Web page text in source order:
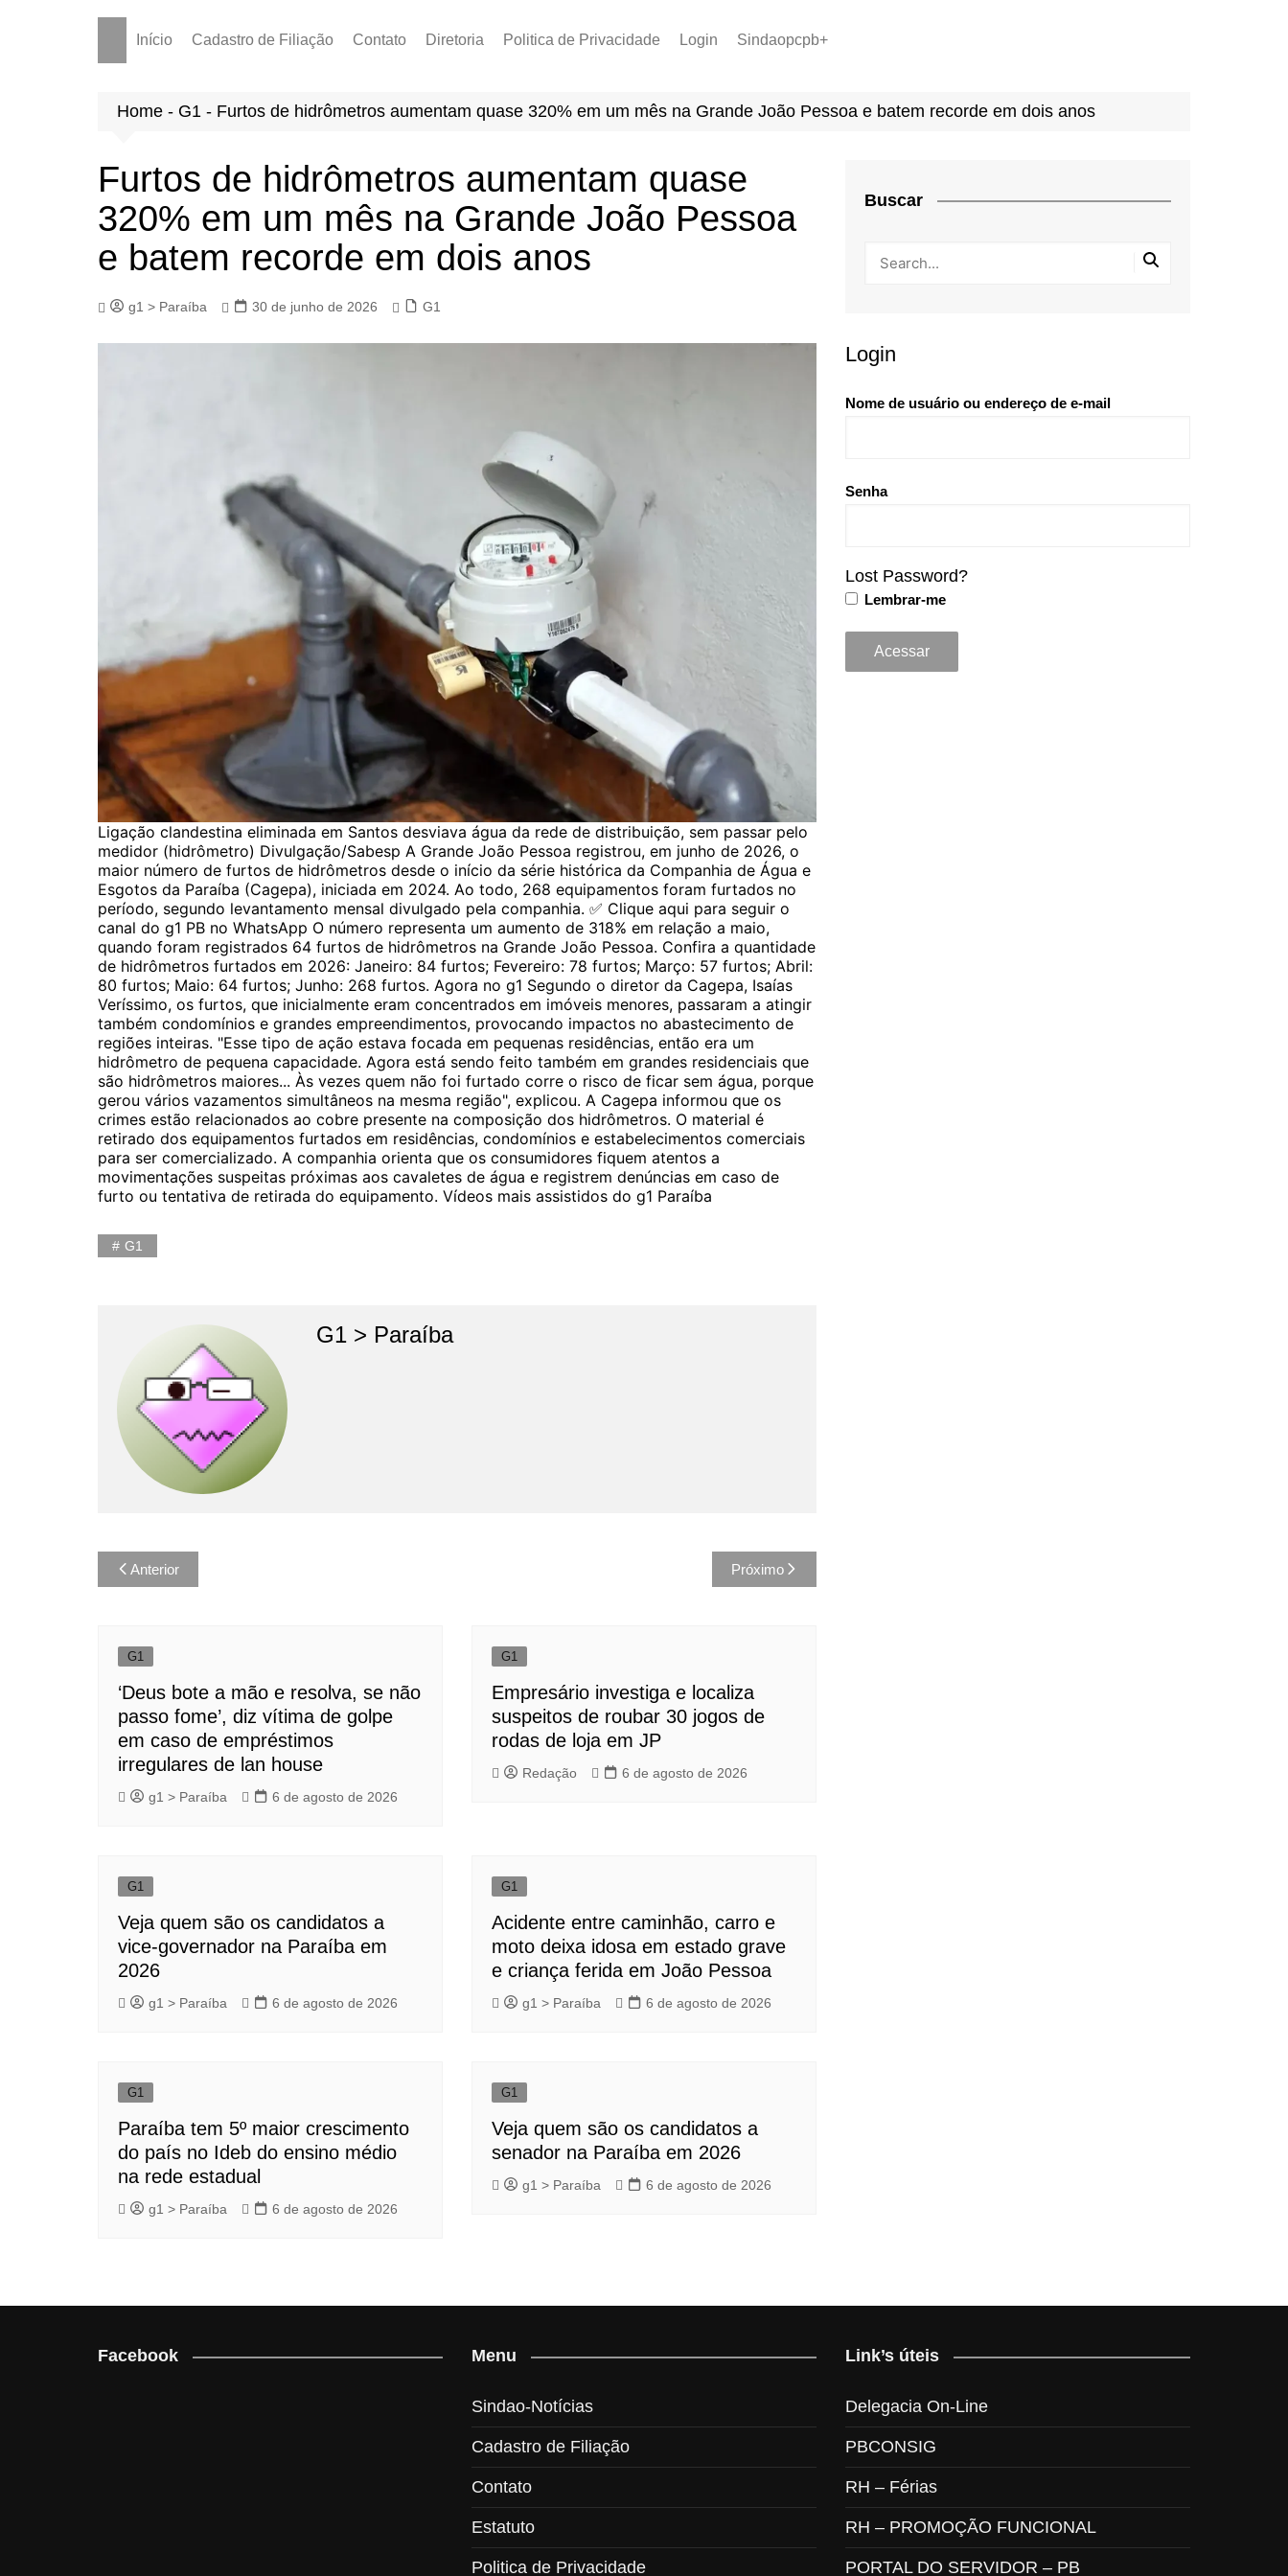
Início Cadastro de Filiação Contato Diretoria
PCCR 2022
Tabela de Venc. 2025
Politica de Privacidade Login Sindaopcpb+
Home - G1 - Furtos de hidrômetros aumentam quase 320% em um mês na Grande João Pessoa e batem recorde em dois anos
Furtos de hidrômetros aumentam quase
320% em um mês na Grande João Pessoa
e batem recorde em dois anos
g1 > Paraíba 30 de junho de 2026 G1
Ligação clandestina eliminada em Santos desviava água da rede de distribuição, sem passar pelo
medidor (hidrômetro) Divulgação/Sabesp A Grande João Pessoa registrou, em junho de 2026, o
maior número de furtos de hidrômetros desde o início da série histórica da Companhia de Água e
Esgotos da Paraíba (Cagepa), iniciada em 2024. Ao todo, 268 equipamentos foram furtados no
período, segundo levantamento mensal divulgado pela companhia. ✅ Clique aqui para seguir o
canal do g1 PB no WhatsApp O número representa um aumento de 318% em relação a maio,
quando foram registrados 64 furtos de hidrômetros na Grande João Pessoa. Confira a quantidade
de hidrômetros furtados em 2026: Janeiro: 84 furtos; Fevereiro: 78 furtos; Março: 57 furtos; Abril:
80 furtos; Maio: 64 furtos; Junho: 268 furtos. Agora no g1 Segundo o diretor da Cagepa, Isaías
Veríssimo, os furtos, que inicialmente eram concentrados em imóveis menores, passaram a atingir
também condomínios e grandes empreendimentos, provocando impactos no abastecimento de
regiões inteiras. "Esse tipo de ação estava focada em pequenas residências, então era um
hidrômetro de pequena capacidade. Agora está sendo feito também em grandes residenciais que
são hidrômetros maiores... Às vezes quem não foi furtado corre o risco de ficar sem água, porque
gerou vários vazamentos simultâneos na mesma região", explicou. A Cagepa informou que os
crimes estão relacionados ao cobre presente na composição dos hidrômetros. O material é
retirado dos equipamentos furtados em residências, condomínios e estabelecimentos comerciais
para ser comercializado. A companhia orienta que os consumidores fiquem atentos a
movimentações suspeitas próximas aos cavaletes de água e registrem denúncias em caso de
furto ou tentativa de retirada do equipamento. Vídeos mais assistidos do g1 Paraíba
G1
G1 > Paraíba
Navegação
de
Anterior Próximo
G1
‘Deus bote a mão e resolva, se não
passo fome’, diz vítima de golpe
em caso de empréstimos
irregulares de lan house
g1 > Paraíba 6 de agosto de 2026
G1
Empresário investiga e localiza
suspeitos de roubar 30 jogos de
rodas de loja em JP
Redação 6 de agosto de 2026
G1
Veja quem são os candidatos a
vice-governador na Paraíba em
2026
g1 > Paraíba 6 de agosto de 2026
G1
Acidente entre caminhão, carro e
moto deixa idosa em estado grave
e criança ferida em João Pessoa
g1 > Paraíba 6 de agosto de 2026
G1
Paraíba tem 5º maior crescimento
do país no Ideb do ensino médio
na rede estadual
g1 > Paraíba 6 de agosto de 2026
G1
Veja quem são os candidatos a
senador na Paraíba em 2026
g1 > Paraíba 6 de agosto de 2026
Buscar
Login
Nome de usuário ou endereço de e-mail
Senha
Lost Password?
Lembrar-me
Facebook Menu
Sindao-Notícias
Cadastro de Filiação
Contato
Estatuto
Politica de Privacidade
Link’s úteis
Delegacia On-Line
PBCONSIG
RH – Férias
RH – PROMOÇÃO FUNCIONAL
PORTAL DO SERVIDOR – PB